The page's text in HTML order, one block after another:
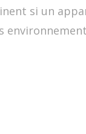
si un